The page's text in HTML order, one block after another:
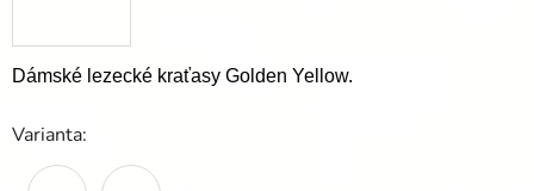
Dámské lezecké kraťasy Golden Yellow.
Varianta: